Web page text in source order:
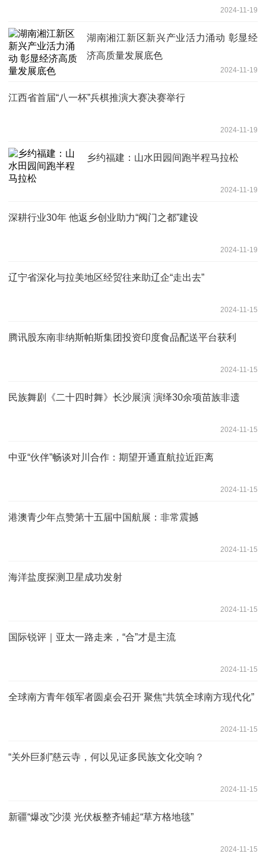
2024-11-19
湖南湘江新区新兴产业活力涌动 彰显经
济高质量发展底色
2024-11-19
江西省首届“八一杯”兵棋推演大赛决赛举行
2024-11-19
乡约福建：山水田园间跑半程马拉松
2024-11-19
深耕行业30年 他返乡创业助力“阀门之都”建设
2024-11-19
辽宁省深化与拉美地区经贸往来助辽企“走出去”
2024-11-15
腾讯股东南非纳斯帕斯集团投资印度食品配送平台获利
2024-11-15
民族舞剧《二十四时舞》长沙展演 演绎30余项苗族非遗
2024-11-15
中亚“伙伴”畅谈对川合作：期望开通直航拉近距离
2024-11-15
港澳青少年点赞第十五届中国航展：非常震撼
2024-11-15
海洋盐度探测卫星成功发射
2024-11-15
国际锐评｜亚太一路走来，“合”才是主流
2024-11-15
全球南方青年领军者圆桌会召开 聚焦“共筑全球南方现代化”
2024-11-15
“关外巨刹”慈云寺，何以见证多民族文化交响？
2024-11-15
新疆“爆改”沙漠 光伏板整齐铺起“草方格地毯”
2024-11-15